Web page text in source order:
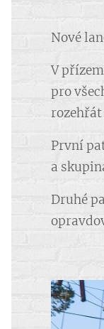
Nové
V
pro
rozehřát
První
a
Druhé